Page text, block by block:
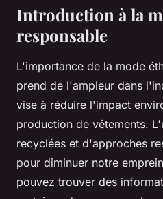
Introduction à la
responsable
L'importance de la mode
prend de l'ampleur dans
vise à réduire l'impact
production de vêtements.
recyclées et d'approches
pour diminuer notre
pouvez trouver des